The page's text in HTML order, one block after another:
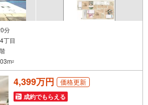
分
丁目
2
4,399万円 価格更新
成約でもらえる